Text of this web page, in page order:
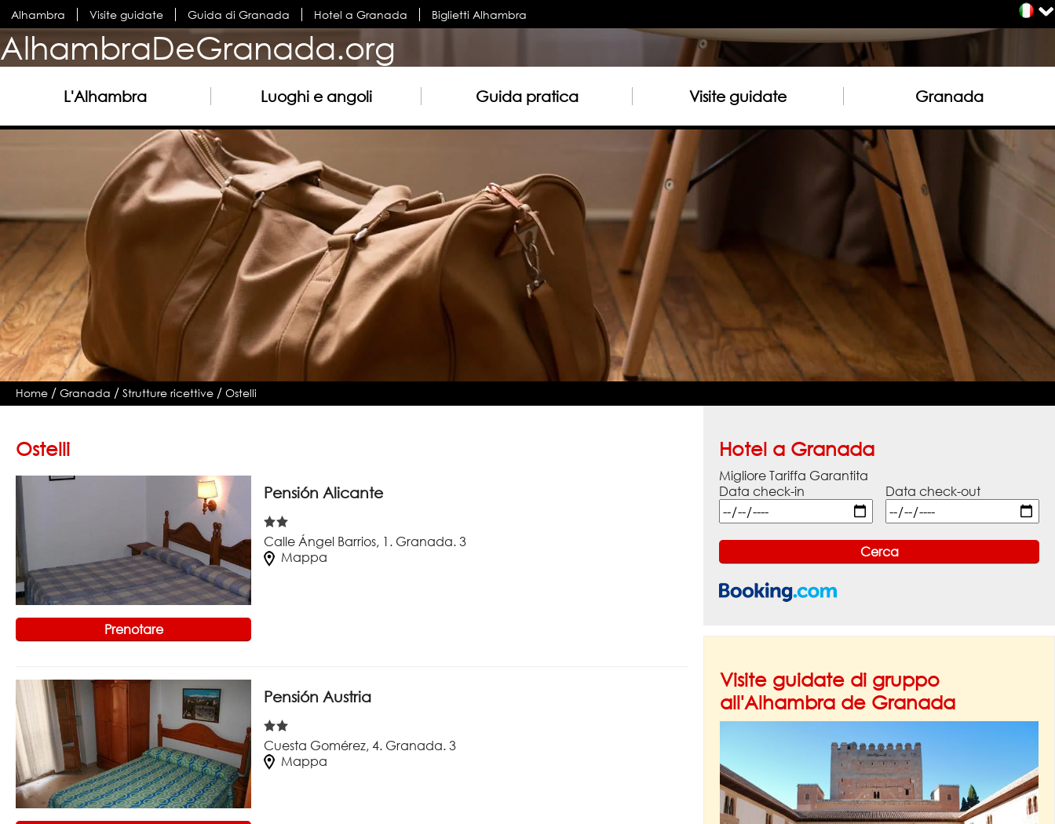
Alhambra Visite guidate Guida di Granada Hotel a Granada Biglietti Alhambra
AlhambraDeGranada.org
L'Alhambra Luoghi e angoli Guida pratica Visite guidate Granada
Home /Granada /Strutture ricettive /Ostelli
Ostelli
Pensión Alicante
Calle Ángel Barrios, 1. Granada. 3
Mappa
Prenotare
Pensión Austria
Cuesta Gomérez, 4. Granada. 3
Mappa
Hotel a Granada
Migliore Tariffa Garantita
Data check-in
Data check-out
Visite guidate di gruppo
all'Alhambra de Granada